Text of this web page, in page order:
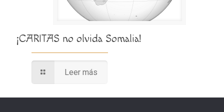
¡CARITAS no olvida Somalia!
Leer más